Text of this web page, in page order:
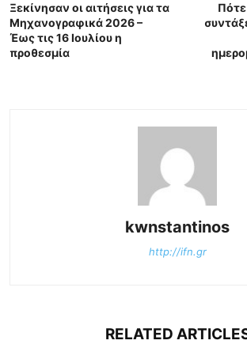
Ξεκίνησαν οι αιτήσεις για τα
Μηχανογραφικά 2026 –
Έως τις 16 Ιουλίου η
προθεσμία
kwnstantinos
http://ifn.gr
RELATED